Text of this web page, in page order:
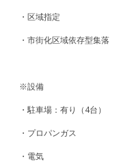
・区域指定
・市街化区域依存型集落
※設備
・駐車場：有り（4台）
・プロパンガス
・電気